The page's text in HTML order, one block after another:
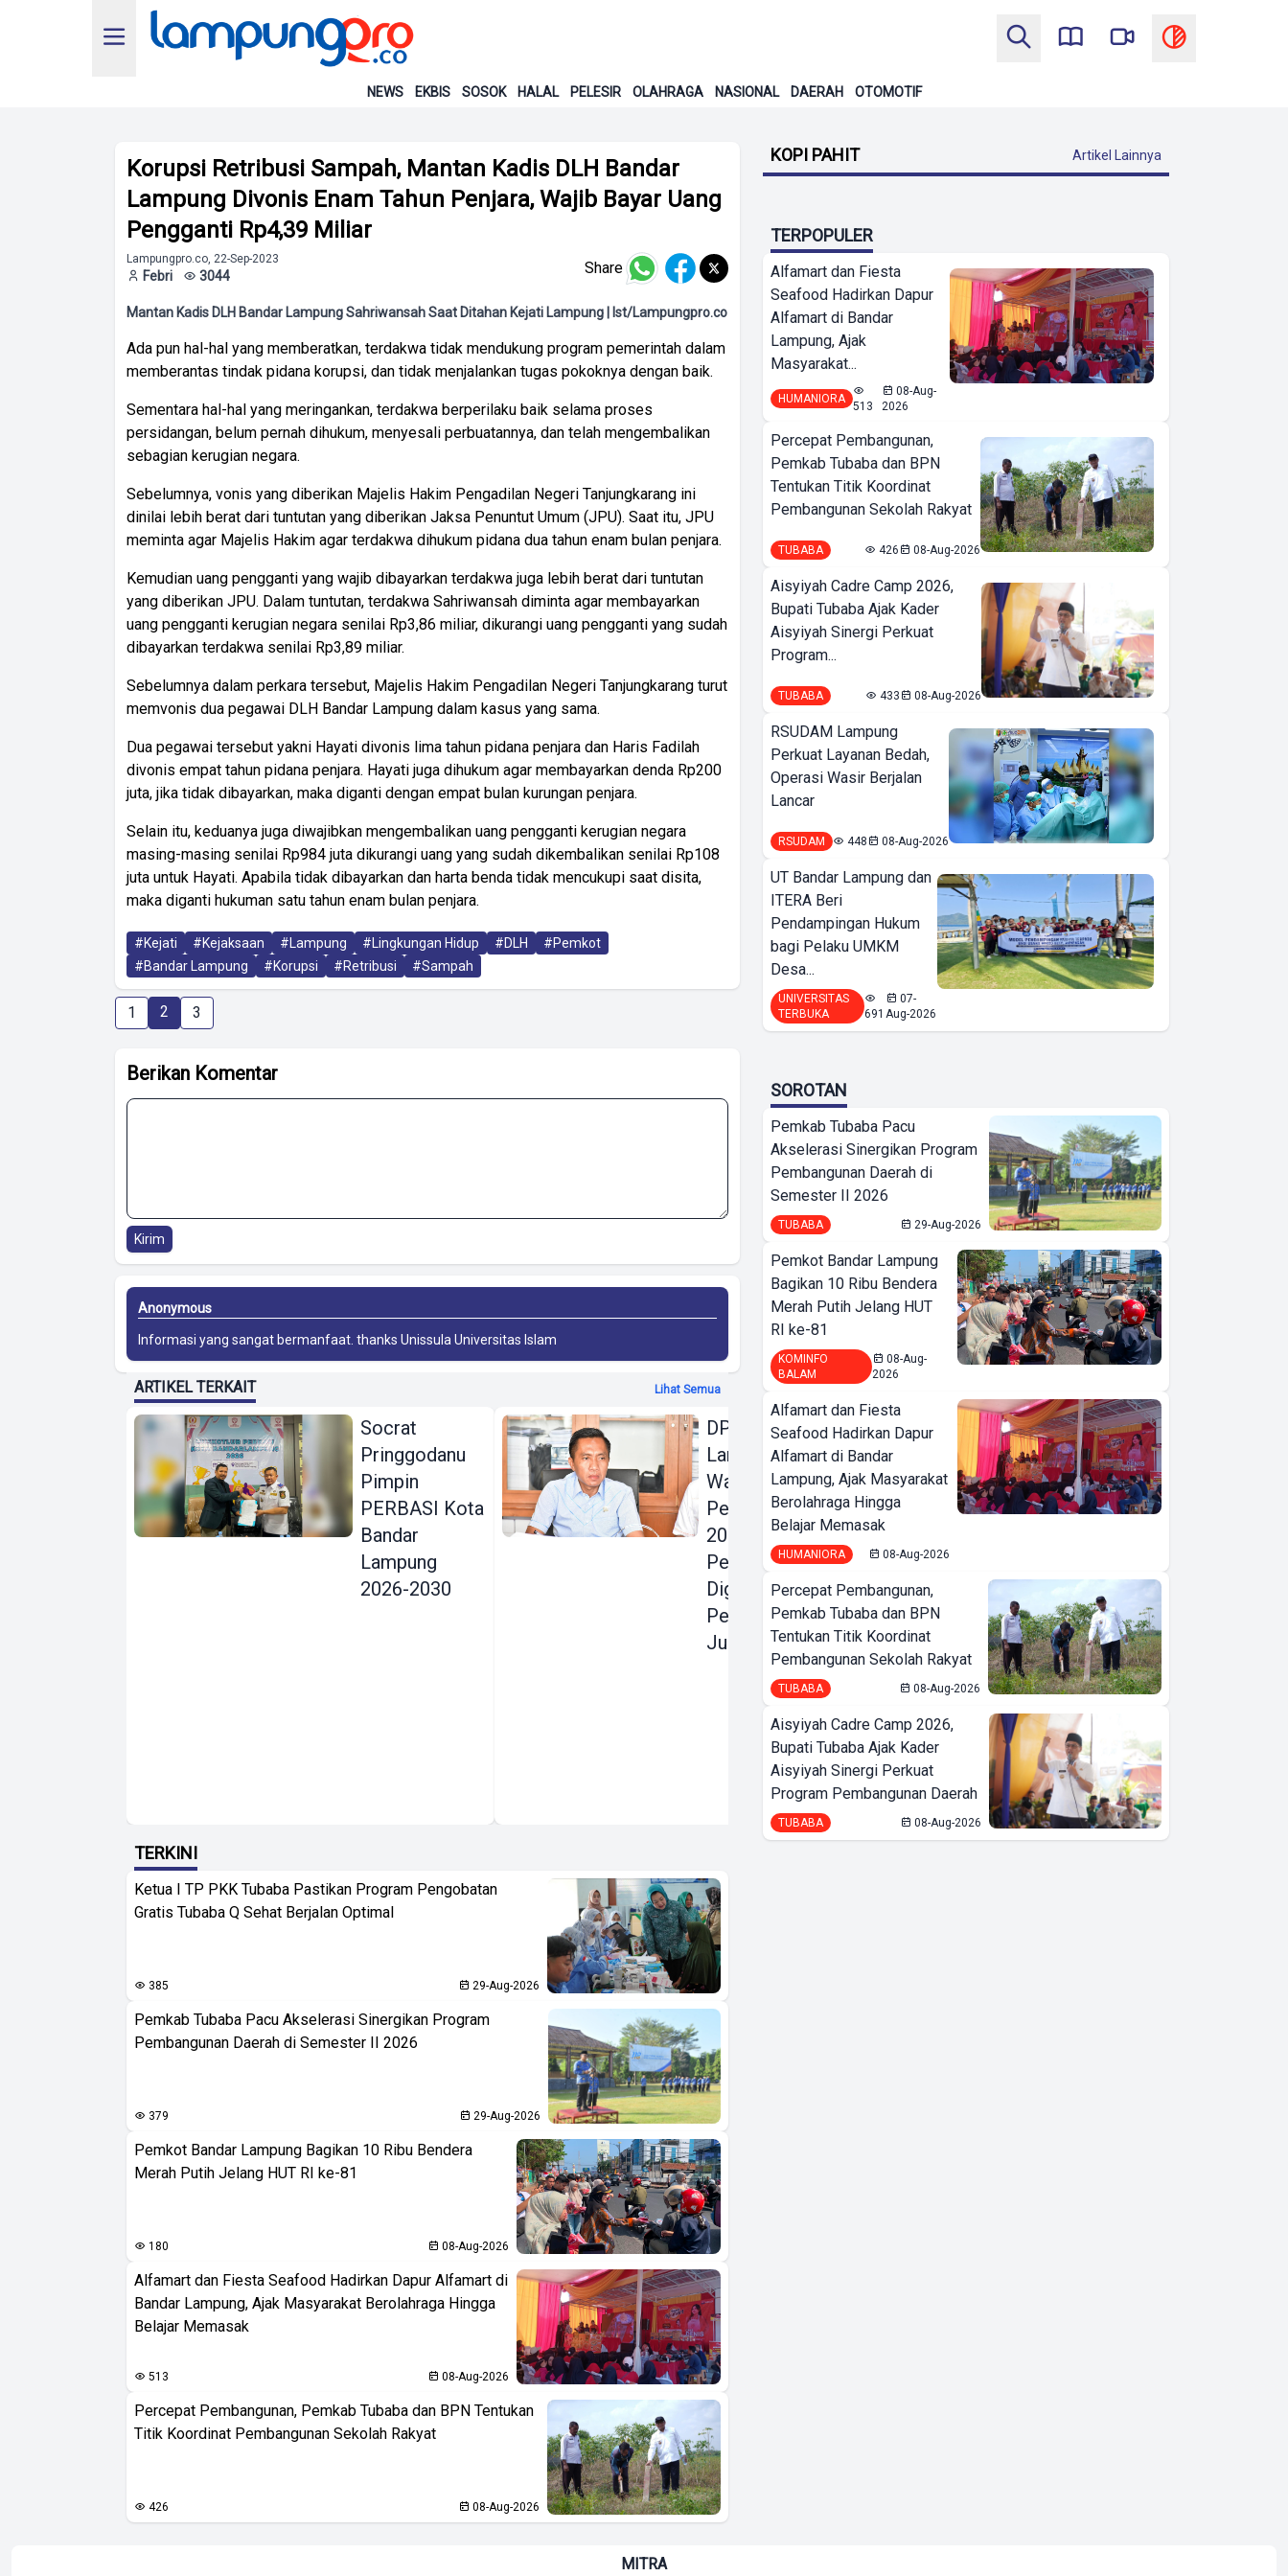
NEWS EKBIS SOSOK HALAL PELESIR OLAHRAGA NASIONAL DAERAH OTOMOTIF
Korupsi Retribusi Sampah, Mantan Kadis DLH Bandar
Lampung Divonis Enam Tahun Penjara, Wajib Bayar Uang
Pengganti Rp4,39 Miliar
Lampungpro.co, 22-Sep-2023
Febri 3044 Share
Mantan Kadis DLH Bandar Lampung Sahriwansah Saat Ditahan Kejati Lampung | Ist/Lampungpro.co
Ada pun hal-hal yang memberatkan, terdakwa tidak mendukung program pemerintah dalam
memberantas tindak pidana korupsi, dan tidak menjalankan tugas pokoknya dengan baik.
Sementara hal-hal yang meringankan, terdakwa berperilaku baik selama proses
persidangan, belum pernah dihukum, menyesali perbuatannya, dan telah mengembalikan
sebagian kerugian negara.
Sebelumnya, vonis yang diberikan Majelis Hakim Pengadilan Negeri Tanjungkarang ini
dinilai lebih berat dari tuntutan yang diberikan Jaksa Penuntut Umum (JPU). Saat itu, JPU
meminta agar Majelis Hakim agar terdakwa dihukum pidana dua tahun enam bulan penjara.
Kemudian uang pengganti yang wajib dibayarkan terdakwa juga lebih berat dari tuntutan
yang diberikan JPU. Dalam tuntutan, terdakwa Sahriwansah diminta agar membayarkan
uang pengganti kerugian negara senilai Rp3,86 miliar, dikurangi uang pengganti yang sudah
dibayarkan terdakwa senilai Rp3,89 miliar.
Sebelumnya dalam perkara tersebut, Majelis Hakim Pengadilan Negeri Tanjungkarang turut
memvonis dua pegawai DLH Bandar Lampung dalam kasus yang sama.
Dua pegawai tersebut yakni Hayati divonis lima tahun pidana penjara dan Haris Fadilah
divonis empat tahun pidana penjara. Hayati juga dihukum agar membayarkan denda Rp200
juta, jika tidak dibayarkan, maka diganti dengan empat bulan kurungan penjara.
Selain itu, keduanya juga diwajibkan mengembalikan uang pengganti kerugian negara
masing-masing senilai Rp984 juta dikurangi uang yang sudah dikembalikan senilai Rp108
juta untuk Hayati. Apabila tidak dibayarkan dan harta benda tidak mencukupi saat disita,
maka diganti hukuman satu tahun enam bulan penjara.
#Kejati #Kejaksaan #Lampung #Lingkungan Hidup #DLH
#Pemkot
#Bandar Lampung
#Korupsi #Retribusi #Sampah
1 2 3
Berikan Komentar
Kirim
Anonymous
Informasi yang sangat bermanfaat. thanks Unissula Universitas Islam
ARTIKEL TERKAIT Lihat Semua
Socrat
Pringgodanu
Pimpin
PERBASI Kota
Bandar
Lampung
2026-2030
DPRD Bandar
Lampung Beri
Warning Keras
Perubahan KUA
2026:
Pendapatan
Digenjot, Belanja
Pembangunan
Justru Dipangkas
SEAMEO
BIOTROP
Gelar National
& Regional
Economy
Seminar
Dukung
Pertanian
Berkelanjutan
Pengelolaan
Sumber Daya
Alam
TERKINI
Ketua I TP PKK Tubaba Pastikan Program Pengobatan
Gratis Tubaba Q Sehat Berjalan Optimal
385 29-Aug-2026
Pemkab Tubaba Pacu Akselerasi Sinergikan Program
Pembangunan Daerah di Semester II 2026
379 29-Aug-2026
Pemkot Bandar Lampung Bagikan 10 Ribu Bendera
Merah Putih Jelang HUT RI ke-81
180 08-Aug-2026
Alfamart dan Fiesta Seafood Hadirkan Dapur Alfamart di
Bandar Lampung, Ajak Masyarakat Berolahraga Hingga
Belajar Memasak
513 08-Aug-2026
Percepat Pembangunan, Pemkab Tubaba dan BPN Tentukan
Titik Koordinat Pembangunan Sekolah Rakyat
426 08-Aug-2026
KOPI PAHIT Artikel Lainnya
TERPOPULER
Alfamart dan Fiesta
Seafood Hadirkan Dapur
Alfamart di Bandar
Lampung, Ajak
Masyarakat...
HUMANIORA
513
08-Aug-
2026
Percepat Pembangunan,
Pemkab Tubaba dan BPN
Tentukan Titik Koordinat
Pembangunan Sekolah Rakyat
TUBABA 426 08-Aug-2026
Aisyiyah Cadre Camp 2026,
Bupati Tubaba Ajak Kader
Aisyiyah Sinergi Perkuat
Program...
TUBABA 433 08-Aug-2026
RSUDAM Lampung
Perkuat Layanan Bedah,
Operasi Wasir Berjalan
Lancar
RSUDAM 448 08-Aug-2026
UT Bandar Lampung dan
ITERA Beri
Pendampingan Hukum
bagi Pelaku UMKM
Desa...
UNIVERSITAS
TERBUKA
691
07-
Aug-2026
SOROTAN
Pemkab Tubaba Pacu
Akselerasi Sinergikan Program
Pembangunan Daerah di
Semester II 2026
TUBABA 29-Aug-2026
Pemkot Bandar Lampung
Bagikan 10 Ribu Bendera
Merah Putih Jelang HUT
RI ke-81
KOMINFO
BALAM
08-Aug-
2026
Alfamart dan Fiesta
Seafood Hadirkan Dapur
Alfamart di Bandar
Lampung, Ajak Masyarakat
Berolahraga Hingga
Belajar Memasak
HUMANIORA 08-Aug-2026
Percepat Pembangunan,
Pemkab Tubaba dan BPN
Tentukan Titik Koordinat
Pembangunan Sekolah Rakyat
TUBABA 08-Aug-2026
Aisyiyah Cadre Camp 2026,
Bupati Tubaba Ajak Kader
Aisyiyah Sinergi Perkuat
Program Pembangunan Daerah
TUBABA 08-Aug-2026
MITRA